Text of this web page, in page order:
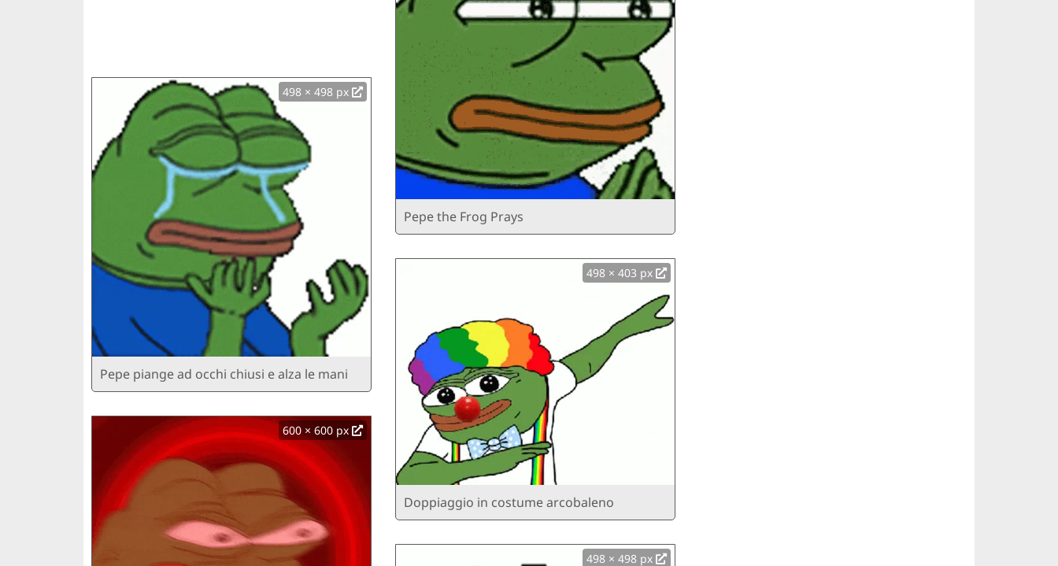
498 × 498 px
Pepe piange ad occhi chiusi e alza le mani
600 × 600 px
Pepe the Frog Prays
498 × 403 px
Doppiaggio in costume arcobaleno
498 × 498 px